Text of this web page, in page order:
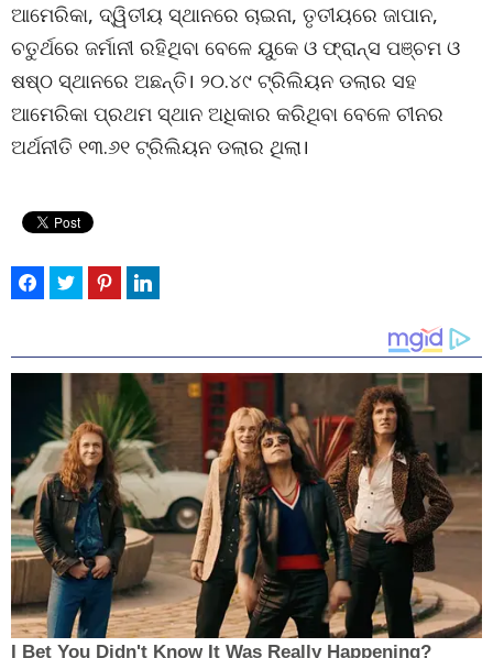
ଆମେରିକା, ଦ୍ୱିତୀୟ ସ୍ଥାନରେ ଚାଇନା, ତୃତୀୟରେ ଜାପାନ,
ଚତୁର୍ଥରେ ଜର୍ମାନୀ ରହିଥିବା ବେଳେ ୟୁକେ ଓ ଫ୍ରାନ୍ସ ପଞ୍ଚମ ଓ
ଷଷ୍ଠ ସ୍ଥାନରେ ଅଛନ୍ତି। ୨୦.୪୯ ଟ୍ରିଲିୟନ ଡଲାର ସହ
ଆମେରିକା ପ୍ରଥମ ସ୍ଥାନ ଅଧିକାର କରିଥିବା ବେଳେ ଚୀନର
ଅର୍ଥନୀତି ୧୩.୬୧ ଟ୍ରିଲିୟନ ଡଲାର ଥିଲା।